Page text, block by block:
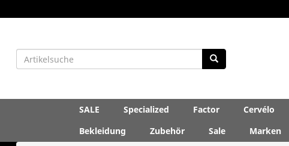
SALE Specialized Factor Cervélo
Bekleidung
Zubehör Sale
Marken